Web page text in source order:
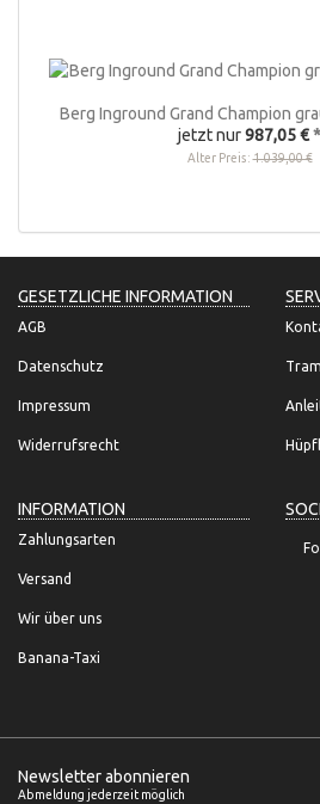
Berg Inground Grand Champion
jetzt nur987,05 €*
Alter Preis:1.039,00 €
GESETZLICHE INFORMATION
AGB
Datenschutz
Impressum
Widerrufsrecht
INFORMATION
Zahlungsarten
Versand
Wir über uns
Banana-Taxi
Newsletter abonnieren
Abmeldung jederzeit möglich